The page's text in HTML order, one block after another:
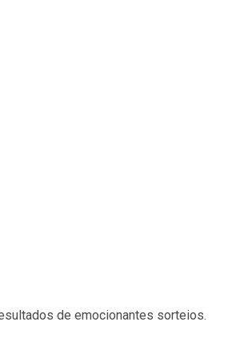
de emocionantes sorteios.